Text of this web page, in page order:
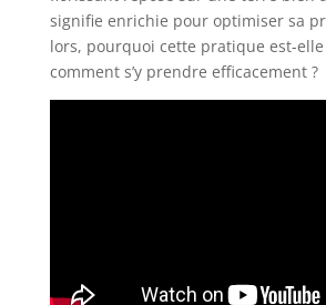
signifie enrichie pour optimiser sa
lors, pourquoi cette pratique est-
comment s’y prendre efficacement ?